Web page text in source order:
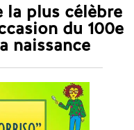
la plus célèbre
du 100e
naissance